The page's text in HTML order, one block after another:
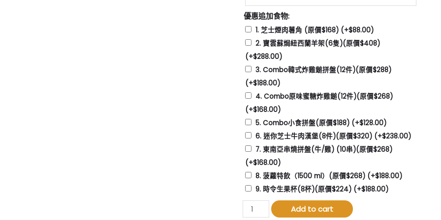
優惠追加食物:
1. 芝士煙肉薯角 (原價$168) (+$88.00)
2. 寶雲蘇焗紐西蘭羊架(6隻)(原價$408)
(+$288.00)
3. Combo韓式炸雞鎚拼盤(12件)(原價$288)
(+$188.00)
4. Combo原味蜜糖炸雞鎚(12件)(原價$268)
(+$168.00)
5. Combo小食拼盤(原價$188) (+$128.00)
6. 迷你芝士牛肉漢堡(8件)(原價$320) (+$238.00)
7. 東南亞串燒拼盤(牛/雞) (10串)(原價$268)
(+$168.00)
8. 菠蘿特飲（1500 ml）(原價$268) (+$188.00)
9. 時令生果杯(8杯)(原價$224) (+$188.00)
子
Add to cart